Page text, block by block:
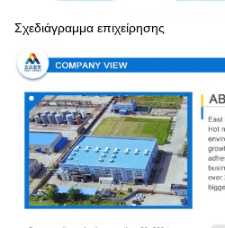
Σχεδιάγραμμα επιχείρησης